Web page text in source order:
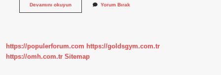
Devamını okuyunAkdarı
Yorum Bırak
https://populerforum.com https://goldsgym.com.tr
https://omh.com.tr Sitemap